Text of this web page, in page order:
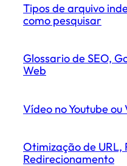
Tipos de arquivo
como pesquisar
Glossario de SEO,
Web
Vídeo no Youtube
Otimização de URL,
Redirecionamento